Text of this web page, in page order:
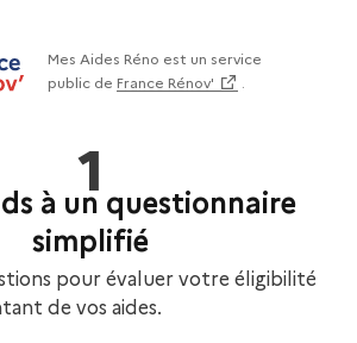
Mes Aides Réno est un service
public de France Rénov'
1
à un questionnaire
simplifié
pour évaluer votre éligibilité
de vos aides.